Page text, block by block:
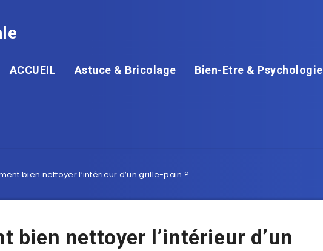
ACCUEIL Astuce & Bricolage Bien-Etre & Psychologie
bien nettoyer l’intérieur d’un grille-pain ?
bien nettoyer l’intérieur d’un